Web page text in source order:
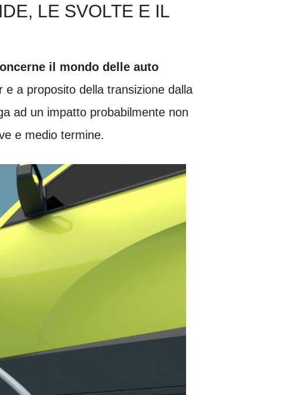
LE SVOLTE E IL
il mondo delle auto
a proposito della transizione dalla
ad un impatto probabilmente non
e medio termine.